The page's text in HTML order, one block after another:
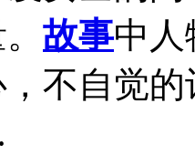
故事中人
不自觉的